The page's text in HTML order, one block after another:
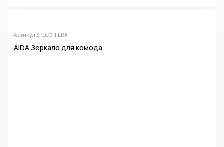
Артикул SPECCHIERA
AIDA Зеркало для комода